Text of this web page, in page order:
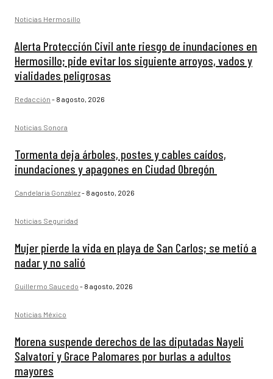
Noticias Hermosillo
Alerta Protección Civil ante riesgo de inundaciones en
Hermosillo; pide evitar los siguiente arroyos, vados y
vialidades peligrosas
Redacción - 8 agosto, 2026
Noticias Sonora
Tormenta deja árboles, postes y cables caídos,
inundaciones y apagones en Ciudad Obregón
Candelaria González- 8 agosto, 2026
Noticias Seguridad
Mujer pierde la vida en playa de San Carlos; se metió a
nadar y no salió
Guillermo Saucedo - 8 agosto, 2026
Noticias México
Morena suspende derechos de las diputadas Nayeli
Salvatori y Grace Palomares por burlas a adultos
mayores